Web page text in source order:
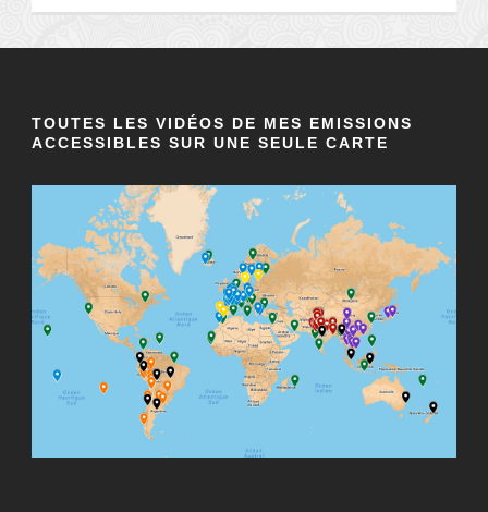
TOUTES LES VIDÉOS DE MES EMISSIONS
ACCESSIBLES SUR UNE SEULE CARTE